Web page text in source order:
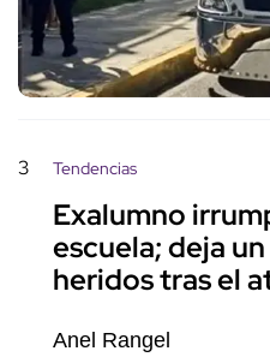
3 Tendencias
Exalumno
escuela; deja
heridos tras el
Anel Rangel